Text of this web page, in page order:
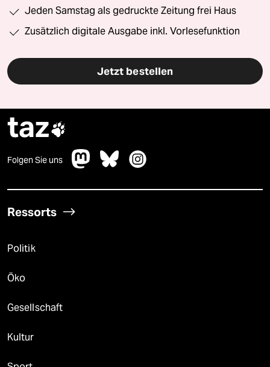
Jeden Samstag als gedruckte Zeitung frei Haus
Zusätzlich digitale Ausgabe inkl. Vorlesefunktion
Jetzt bestellen
taz
Folgen Sie uns
Ressorts
Politik
Öko
Gesellschaft
Kultur